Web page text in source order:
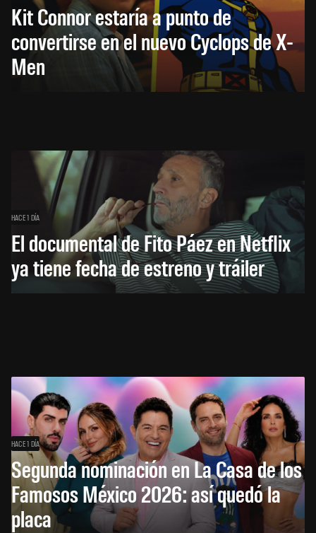
Kit Connor estaría a punto de
convertirse en el nuevo Cyclops de X-
Men
HACE 1 DÍA
El documental de Fito Páez en Netflix
ya tiene fecha de estreno y tráiler
HACE 1 DÍA
Segunda nominación en La Casa de los
Famosos México 2026: así quedó la
placa